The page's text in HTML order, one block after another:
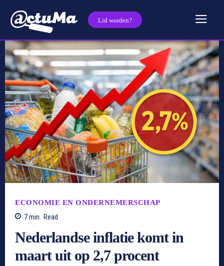
Lid worden?
ECONOMIE EN ONDERNEMERSCHAP
7min. Read
Nederlandse inflatie komt in
maart uit op 2,7 procent